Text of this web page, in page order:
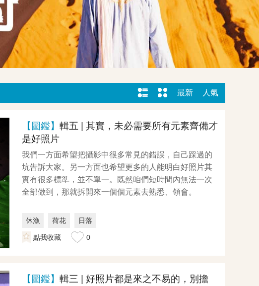
最新 人氣
【圖鑑】 輯五 | 其實，未必需要所有元素齊備才
是好照片
我們一方面希望把攝影中很多常見的錯誤，自己踩過的
坑告訴大家。另一方面也希望更多的人能明白好照片其
實有很多標準，並不單一。既然咱們短時間內無法一次
全部做到，那就拆開來一個個元素去熟悉、領會。
休漁 荷花 日落
點我收藏 0
【圖鑑】 輯三 | 好照片都是來之不易的，別擔